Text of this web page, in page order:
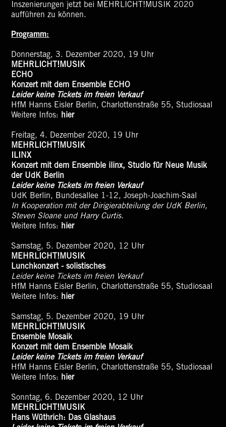
Inszenierungen jetzt bei MEHRLICHT!MUSIK 2020
aufführen zu können.
Programm:
Donnerstag, 3. Dezember 2020, 19 Uhr
MEHRLICHT!MUSIK
ECHO
Konzert mit dem Ensemble ECHO
Leider keine Tickets im freien Verkauf
HfM Hanns Eisler Berlin, Charlottenstraße 55, Studiosaal
Weitere Infos: hier
Freitag, 4. Dezember 2020, 19 Uhr
MEHRLICHT!MUSIK
ILINX
Konzert mit dem Ensemble ilinx, Studio für Neue Musik
der UdK Berlin
Leider keine Tickets im freien Verkauf
UdK Berlin, Bundesallee 1-12, Joseph-Joachim-Saal
In Kooperation mit der Dirigierabteilung der UdK Berlin,
Steven Sloane und Harry Curtis.
Weitere Infos: hier
Samstag, 5. Dezember 2020, 12 Uhr
MEHRLICHT!MUSIK
Lunchkonzert - solistisches
Leider keine Tickets im freien Verkauf
HfM Hanns Eisler Berlin, Charlottenstraße 55, Studiosaal
Weitere Infos: hier
Samstag, 5. Dezember 2020, 19 Uhr
MEHRLICHT!MUSIK
Ensemble Mosaik
Konzert mit dem Ensemble Mosaik
Leider keine Tickets im freien Verkauf
HfM Hanns Eisler Berlin, Charlottenstraße 55, Studiosaal
Weitere Infos: hier
Sonntag, 6. Dezember 2020, 12 Uhr
MEHRLICHT!MUSIK
Hans Wüthrich: Das Glashaus